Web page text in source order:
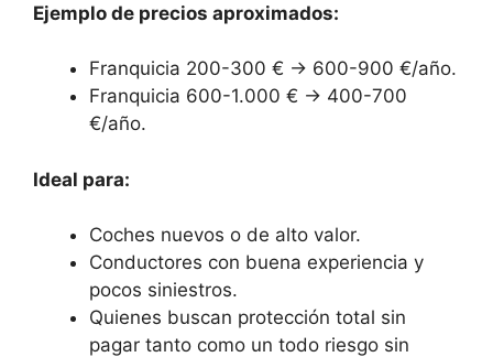
Ejemplo de precios aproximados:
Franquicia 200-300 € → 600-900 €/año.
Franquicia 600-1.000 € → 400-700
€/año.
Ideal para:
Coches nuevos o de alto valor.
Conductores con buena experiencia y
pocos siniestros.
Quienes buscan protección total sin
pagar tanto como un todo riesgo sin